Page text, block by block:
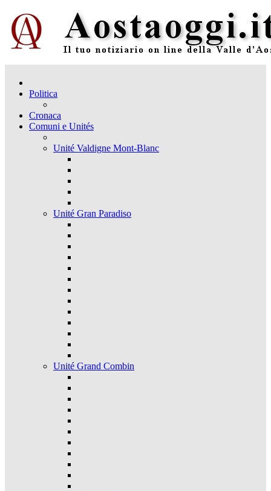
Politica
Cronaca
Comuni e Unités
Unité Valdigne Mont-Blanc
Unité Gran Paradiso
Unité Grand Combin